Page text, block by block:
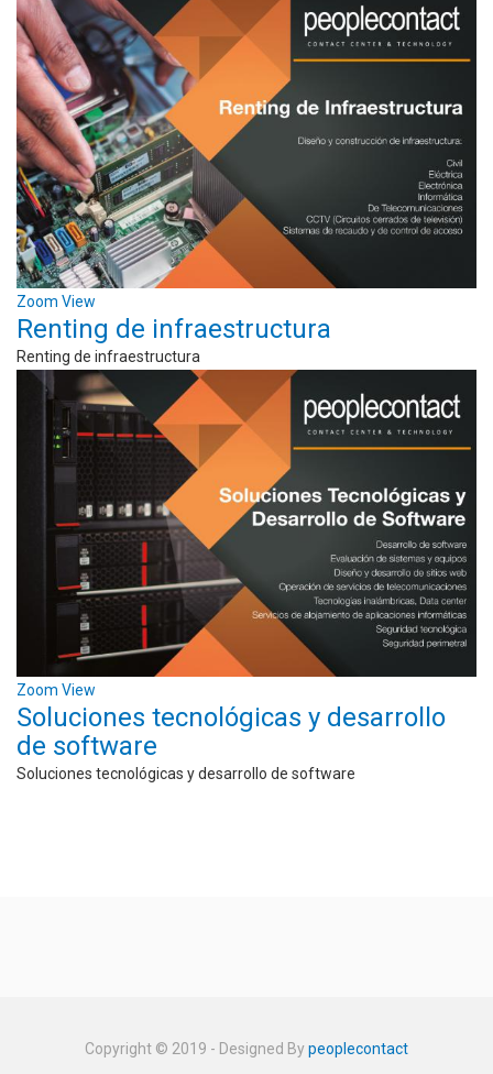
Zoom View
Renting de infraestructura
Renting de infraestructura
Zoom View
Soluciones tecnológicas y desarrollo
de software
Soluciones tecnológicas y desarrollo de software
Copyright © 2019 - Designed Bypeoplecontact